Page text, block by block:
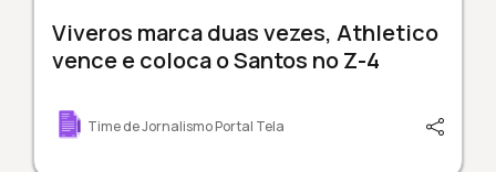
Viveros marca duas vezes, Athletico
vence e coloca o Santos no Z-4
Time de Jornalismo Portal Tela